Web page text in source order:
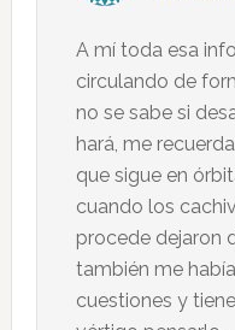
A mí toda esa
circulando de
no se sabe si
hará, me
que sigue en
cuando los
procede dejaron
también me
cuestiones y